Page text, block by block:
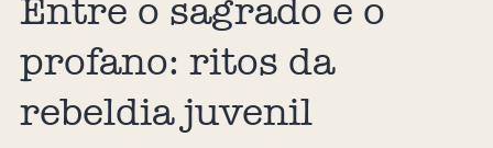
Entre o sagrado e o
profano: ritos da
rebeldia juvenil